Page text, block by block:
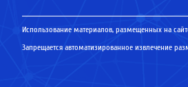
Использование материалов, размещенных на
Запрещается автоматизированное извлечение